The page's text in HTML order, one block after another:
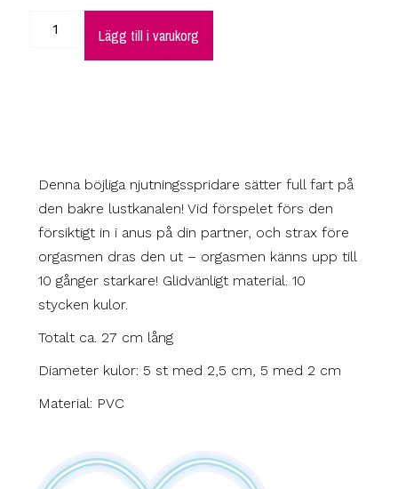
Lägg till i varukorg
Denna böjliga njutningsspridare sätter full fart på
den bakre lustkanalen! Vid förspelet förs den
försiktigt in i anus på din partner, och strax före
orgasmen dras den ut – orgasmen känns upp till
10 gånger starkare! Glidvänligt material. 10
stycken kulor.
Totalt ca. 27 cm lång
Diameter kulor: 5 st med 2,5 cm, 5 med 2 cm
Material: PVC